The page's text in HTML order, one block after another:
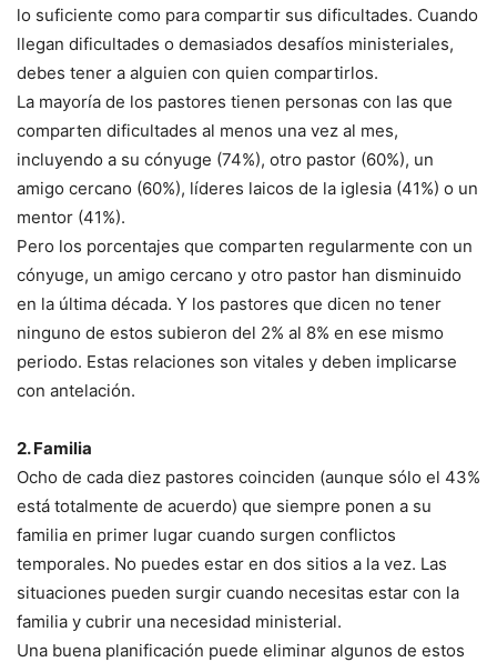
lo suficiente como para compartir sus dificultades. Cuando
llegan dificultades o demasiados desafíos ministeriales,
debes tener a alguien con quien compartirlos.
La mayoría de los pastores tienen personas con las que
comparten dificultades al menos una vez al mes,
incluyendo a su cónyuge (74%), otro pastor (60%), un
amigo cercano (60%), líderes laicos de la iglesia (41%) o un
mentor (41%).
Pero los porcentajes que comparten regularmente con un
cónyuge, un amigo cercano y otro pastor han disminuido
en la última década. Y los pastores que dicen no tener
ninguno de estos subieron del 2% al 8% en ese mismo
periodo. Estas relaciones son vitales y deben implicarse
con antelación.
2. Familia
Ocho de cada diez pastores coinciden (aunque sólo el 43%
está totalmente de acuerdo) que siempre ponen a su
familia en primer lugar cuando surgen conflictos
temporales. No puedes estar en dos sitios a la vez. Las
situaciones pueden surgir cuando necesitas estar con la
familia y cubrir una necesidad ministerial.
Una buena planificación puede eliminar algunos de estos